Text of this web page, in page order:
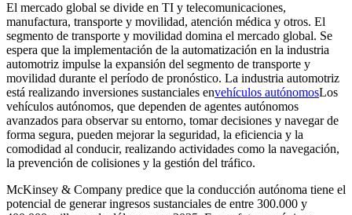
El mercado global se divide en TI y telecomunicaciones,
manufactura, transporte y movilidad, atención médica y otros. El
segmento de transporte y movilidad domina el mercado global. Se
espera que la implementación de la automatización en la industria
automotriz impulse la expansión del segmento de transporte y
movilidad durante el período de pronóstico. La industria automotriz
está realizando inversiones sustanciales envehículos autónomosLos
vehículos autónomos, que dependen de agentes autónomos
avanzados para observar su entorno, tomar decisiones y navegar de
forma segura, pueden mejorar la seguridad, la eficiencia y la
comodidad al conducir, realizando actividades como la navegación,
la prevención de colisiones y la gestión del tráfico.
McKinsey & Company predice que la conducción autónoma tiene el
potencial de generar ingresos sustanciales de entre 300.000 y